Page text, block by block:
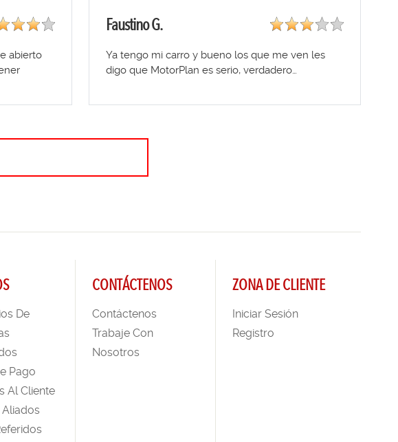
abierto
Faustino G.
Ya tengo mi carro y bueno los que me ven les
digo que MotorPlan es serio, verdadero…
De
Pago
Al Cliente
Aliados
CONTÁCTENOS
Contáctenos
Trabaje Con
Nosotros
ZONA DE CLIENTE
Iniciar Sesión
Registro